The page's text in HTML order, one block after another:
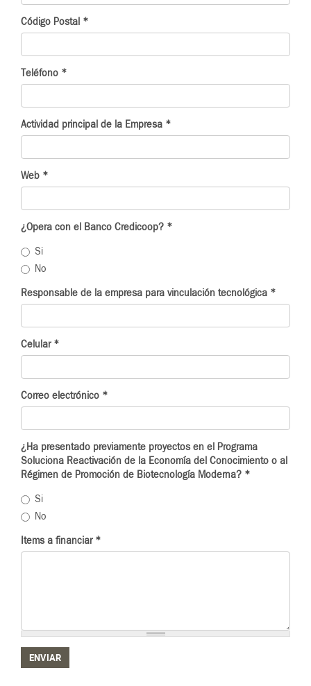
Código Postal *
Teléfono *
Actividad principal de la Empresa *
Web *
¿Opera con el Banco Credicoop? *
Si
No
Responsable de la empresa para vinculación tecnológica *
Celular *
Correo electrónico *
¿Ha presentado previamente proyectos en el Programa
Soluciona Reactivación de la Economía del Conocimiento o al
Régimen de Promoción de Biotecnología Moderna? *
Si
No
Items a financiar *
ENVIAR